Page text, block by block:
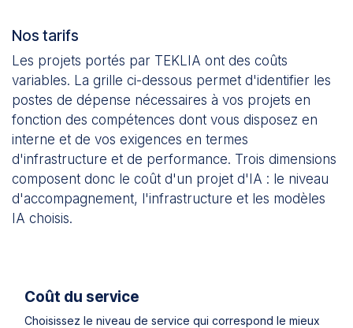
Nos tarifs
Les projets portés par TEKLIA ont des coûts
variables. La grille ci-dessous permet d'identifier les
postes de dépense nécessaires à vos projets en
fonction des compétences dont vous disposez en
interne et de vos exigences en termes
d'infrastructure et de performance. Trois dimensions
composent donc le coût d'un projet d'IA : le niveau
d'accompagnement, l'infrastructure et les modèles
IA choisis.
Coût du service
Choisissez le niveau de service qui correspond le mieux